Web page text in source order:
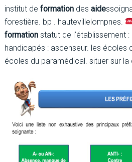
institut de formationdes aide
forestière. bp . hautevillelompnes.
formationstatut de l’établissement
handicapés : ascenseur. les écoles
écoles du paramédical. situer sur la